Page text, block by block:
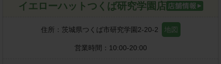
イエローハットつくば研究学園店
住所： 茨城県つくば市研究学園2-20-2 地図
営業時間： 10:00-20:00